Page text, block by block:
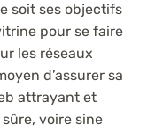
soit ses objectifs
pour se faire
les réseaux
d’assurer sa
attrayant et
voire sine